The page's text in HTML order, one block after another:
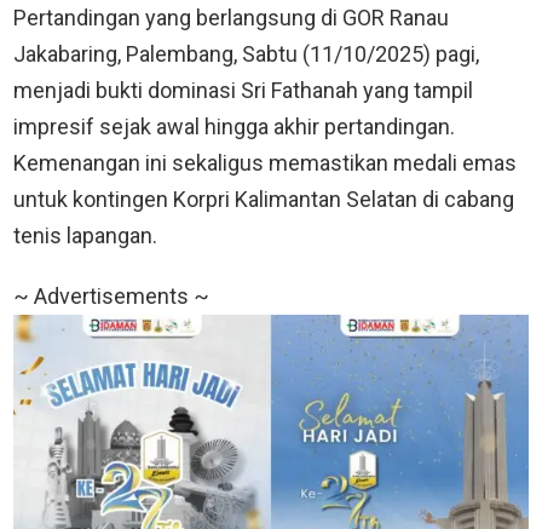
Pertandingan yang berlangsung di GOR Ranau
Jakabaring, Palembang, Sabtu (11/10/2025) pagi,
menjadi bukti dominasi Sri Fathanah yang tampil
impresif sejak awal hingga akhir pertandingan.
Kemenangan ini sekaligus memastikan medali emas
untuk kontingen Korpri Kalimantan Selatan di cabang
tenis lapangan.
~ Advertisements ~